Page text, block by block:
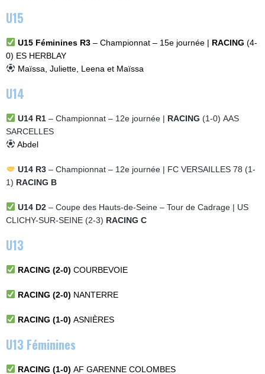
U15
U15 Féminines R3 – Championnat – 15e journée | RACING (4-
0) ES HERBLAY
Maïssa, Juliette, Leena et Maïssa
U14
U14 R1 – Championnat – 12e journée | RACING (1-0) AAS
SARCELLES
Abdel
U14 R3 – Championnat – 12e journée | FC VERSAILLES 78 (1-
1) RACING B
U14 D2 – Coupe des Hauts-de-Seine – Tour de Cadrage | US
CLICHY-SUR-SEINE (2-3) RACING C
U13
RACING (2-0) COURBEVOIE
RACING (2-0) NANTERRE
RACING (1-0) ASNIÈRES
U13 Féminines
RACING (1-0) AF GARENNE COLOMBES